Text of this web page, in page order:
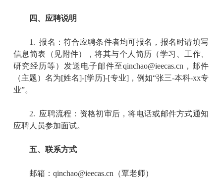
四、应聘说明
1. 报名：符合应聘条件者均可报名，报名时请填写
信息简表（见附件），将其与个人简历（学习
工作、
研究经历等）发送电子邮件至qinchao@ieecas.cn ，邮件
（主题）名为[姓名]-[学历]-[专业]，例如“张三-本科-xx专
业”。
2. 应聘流程：资格初审后，将电话或邮件方式通知
应聘人员参加面试。
五、联系方式
邮箱： qinchao@ieecas.cn （覃老师）